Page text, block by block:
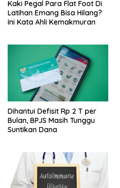
Kaki Pegal Para Flat Foot Di
Latihan Emang Bisa Hilang?
Ini Kata Ahli Kemakmuran
Dihantui Defisit Rp 2 T per
Bulan, BPJS Masih Tunggu
Suntikan Dana